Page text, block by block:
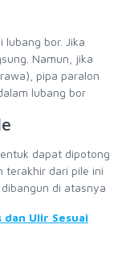
lubang bor. Jika
Namun, jika
pipa paralon
lubang bor
dapat dipotong
terakhir dari pile ini
di atasnya
Ulir Sesuai